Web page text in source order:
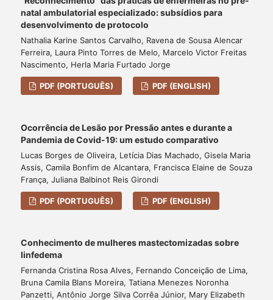
natal ambulatorial especializado: subsídios para
desenvolvimento de protocolo
Nathalia Karine Santos Carvalho, Ravena de Sousa Alencar
Ferreira, Laura Pinto Torres de Melo, Marcelo Victor Freitas
Nascimento, Herla Maria Furtado Jorge
PDF (PORTUGUÊS) PDF (ENGLISH)
Ocorrência de Lesão por Pressão antes e durante a
Pandemia de Covid-19: um estudo comparativo
Lucas Borges de Oliveira, Letícia Dias Machado, Gisela Maria
Assis, Camila Bonfim de Alcantara, Francisca Elaine de Souza
França, Juliana Balbinot Reis Girondi
PDF (PORTUGUÊS) PDF (ENGLISH)
Conhecimento de mulheres mastectomizadas sobre
linfedema
Fernanda Cristina Rosa Alves, Fernando Conceição de Lima,
Bruna Camila Blans Moreira, Tatiana Menezes Noronha
Panzetti, Antônio Jorge Silva Corrêa Júnior, Mary Elizabeth